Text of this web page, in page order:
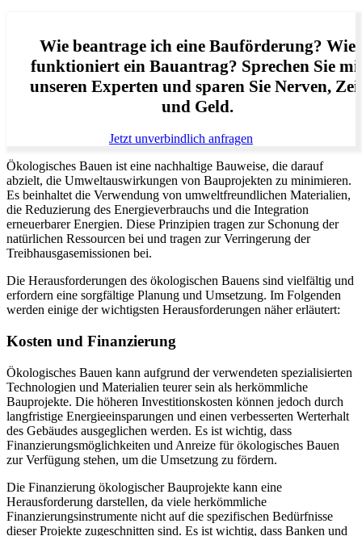
Wie beantrage ich eine Bauförderung? Wie
funktioniert ein Bauantrag? Sprechen Sie
unseren Experten und sparen Sie Nerven,
und Geld.
Jetzt unverbindlich anfragen
Ökologisches Bauen ist eine nachhaltige Bauweise, die darauf
abzielt, die Umweltauswirkungen von Bauprojekten zu minimieren.
Es beinhaltet die Verwendung von umweltfreundlichen Materialien,
die Reduzierung des Energieverbrauchs und die Integration
erneuerbarer Energien. Diese Prinzipien tragen zur Schonung der
natürlichen Ressourcen bei und tragen zur Verringerung der
Treibhausgasemissionen bei.
Die Herausforderungen des ökologischen Bauens sind vielfältig und
erfordern eine sorgfältige Planung und Umsetzung. Im Folgenden
werden einige der wichtigsten Herausforderungen näher erläutert:
Kosten und Finanzierung
Ökologisches Bauen kann aufgrund der verwendeten spezialisierten
Technologien und Materialien teurer sein als herkömmliche
Bauprojekte. Die höheren Investitionskosten können jedoch durch
langfristige Energieeinsparungen und einen verbesserten Werterhalt
des Gebäudes ausgeglichen werden. Es ist wichtig, dass
Finanzierungsmöglichkeiten und Anreize für ökologisches Bauen
zur Verfügung stehen, um die Umsetzung zu fördern.
Die Finanzierung ökologischer Bauprojekte kann eine
Herausforderung darstellen, da viele herkömmliche
Finanzierungsinstrumente nicht auf die spezifischen Bedürfnisse
dieser Projekte zugeschnitten sind. Es ist wichtig, dass Banken und